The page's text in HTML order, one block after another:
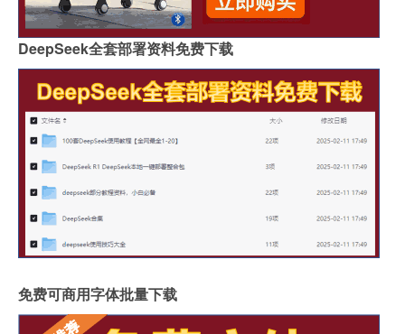
DeepSeek全套部署资料免费下载
免费可商用字体批量下载